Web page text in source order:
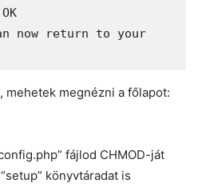
now return to your
megnézni a főlapot:
fájlod CHMOD-ját
könyvtáradat is